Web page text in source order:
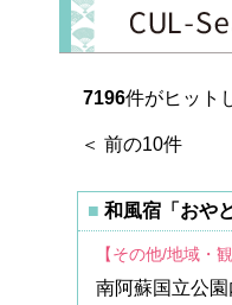
7196件がヒット
＜ 前の10件
和風宿「おや
【その他/地域・
南阿蘇国立公